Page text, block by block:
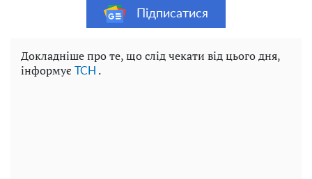
Підписатися
Докладніше про те, що слід чекати від цього дня,
інформує
ТСН .